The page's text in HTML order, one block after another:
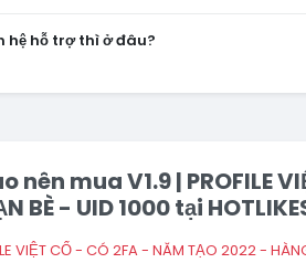
hệ hỗ trợ thì ở đâu?
nên mua V1.9 | PROFILE
BÈ - UID 1000 tại
VIỆT CỔ - CÓ 2FA - NĂM TẠO 2022 -